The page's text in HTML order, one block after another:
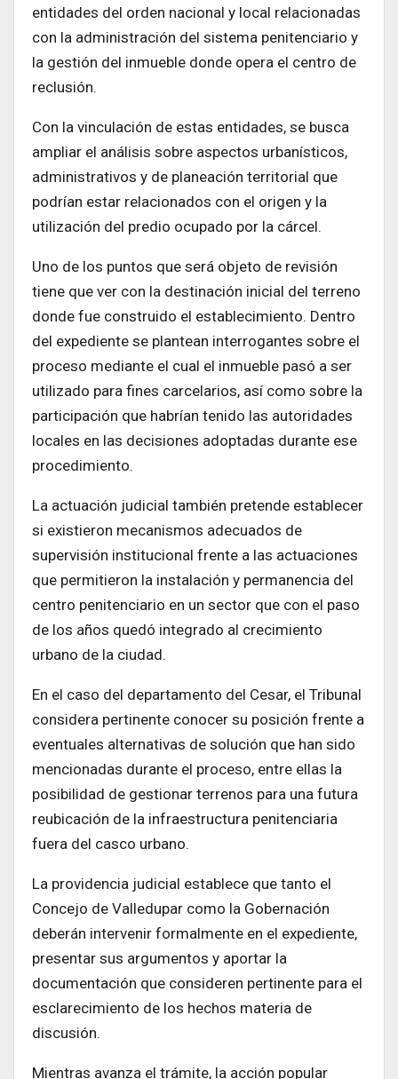
entidades del orden nacional y local relacionadas
con la administración del sistema penitenciario y
la gestión del inmueble donde opera el centro de
reclusión.
Con la vinculación de estas entidades, se busca
ampliar el análisis sobre aspectos urbanísticos,
administrativos y de planeación territorial que
podrían estar relacionados con el origen y la
utilización del predio ocupado por la cárcel.
Uno de los puntos que será objeto de revisión
tiene que ver con la destinación inicial del terreno
donde fue construido el establecimiento. Dentro
del expediente se plantean interrogantes sobre el
proceso mediante el cual el inmueble pasó a ser
utilizado para fines carcelarios, así como sobre la
participación que habrían tenido las autoridades
locales en las decisiones adoptadas durante ese
procedimiento.
La actuación judicial también pretende establecer
si existieron mecanismos adecuados de
supervisión institucional frente a las actuaciones
que permitieron la instalación y permanencia del
centro penitenciario en un sector que con el paso
de los años quedó integrado al crecimiento
urbano de la ciudad.
En el caso del departamento del Cesar, el Tribunal
considera pertinente conocer su posición frente a
eventuales alternativas de solución que han sido
mencionadas durante el proceso, entre ellas la
posibilidad de gestionar terrenos para una futura
reubicación de la infraestructura penitenciaria
fuera del casco urbano.
La providencia judicial establece que tanto el
Concejo de Valledupar como la Gobernación
deberán intervenir formalmente en el expediente,
presentar sus argumentos y aportar la
documentación que consideren pertinente para el
esclarecimiento de los hechos materia de
discusión.
Mientras avanza el trámite, la acción popular